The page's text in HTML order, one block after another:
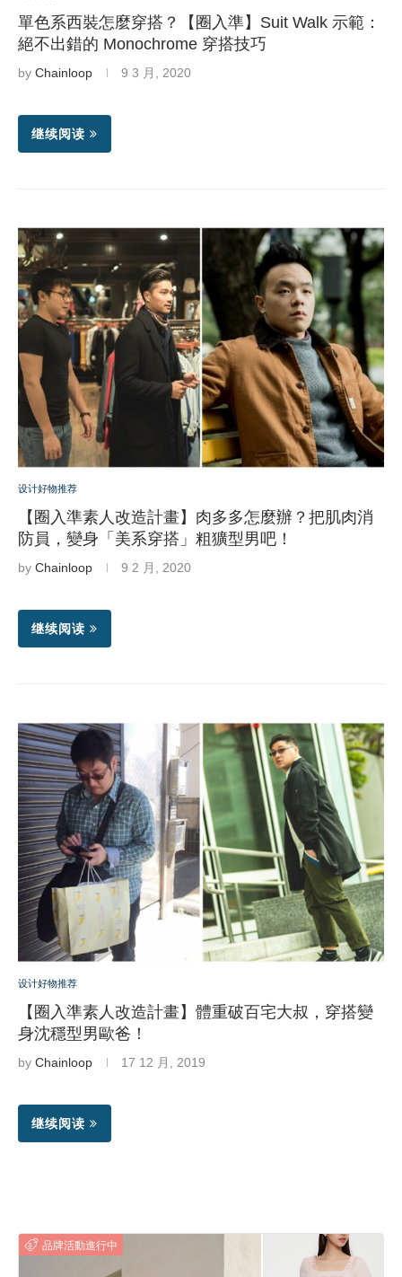
單色系西裝怎麼穿搭？【圈入準】Suit Walk 示範：
絕不出錯的 Monochrome 穿搭技巧
by Chainloop 9 3 月, 2020
继续阅读
设计好物推荐
【圈入準素人改造計畫】肉多多怎麼辦？把肌肉消
防員，變身「美系穿搭」粗獷型男吧！
by Chainloop 9 2 月, 2020
继续阅读
设计好物推荐
【圈入準素人改造計畫】體重破百宅大叔，穿搭變
身沈穩型男歐爸！
by Chainloop 17 12 月, 2019
继续阅读